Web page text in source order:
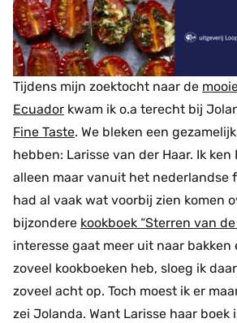
Tijdens mijn zoektocht naar de
Ecuador kwam ik o.a terecht bij
Fine Taste. We bleken een
hebben: Larisse van der Haar. Ik
alleen maar vanuit het nederlandse
had al vaak wat voorbij zien komen
bijzondere kookboek “Sterren van de
interesse gaat meer uit naar bakken
zoveel kookboeken heb, sloeg ik
zoveel acht op. Toch moest ik er
zei Jolanda. Want Larisse haar boek